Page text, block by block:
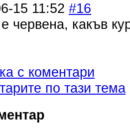
15 11:52 #16
червена, какъв
с коментари
по тази тема